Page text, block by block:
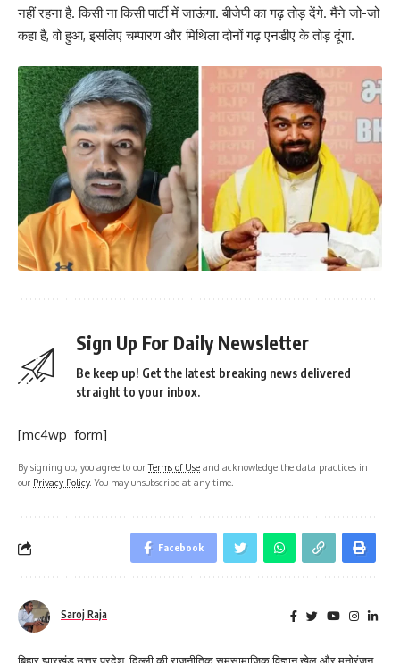
नहीं रहना है. किसी ना किसी पार्टी में जाऊंगा. बीजेपी का गढ़ तोड़ देंगे. मैंने जो-जो
कहा है, वो हुआ, इसलिए चम्पारण और मिथिला दोनों गढ़ एनडीए के तोड़ दूंगा.
Sign Up For Daily Newsletter
Be keep up! Get the latest breaking news delivered
straight to your inbox.
[mc4wp_form]
By signing up, you agree to ourTerms of Use and acknowledge the data practices in
our Privacy Policy. You may unsubscribe at any time.
Facebook
Saroj Raja